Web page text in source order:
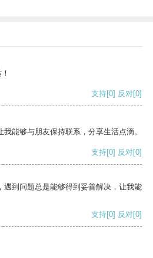
支持[0] 反对[0]
能够与朋友保持联系，分享生活点滴。
支持[0] 反对[0]
遇到问题总是能够得到妥善解决，让我能
支持[0] 反对[0]